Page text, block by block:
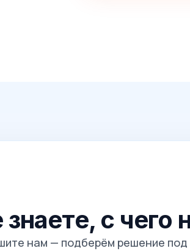
с чего
нам — подберём решение под